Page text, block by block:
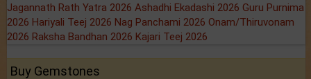
Jagannath Rath Yatra 2026 Ashadhi Ekadashi 2026 Guru Purnima
2026 Hariyali Teej 2026 Nag Panchami 2026 Onam/Thiruvonam
2026 Raksha Bandhan 2026 Kajari Teej 2026
Buy Gemstones